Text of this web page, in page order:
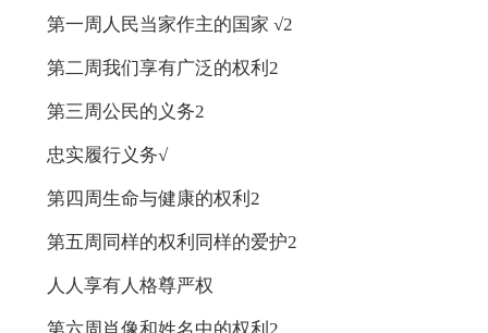
第一周人民当家作主的国家 √2
第二周我们享有广泛的权利2
第三周公民的义务2
忠实履行义务√
第四周生命与健康的权利2
第五周同样的权利同样的爱护2
人人享有人格尊严权